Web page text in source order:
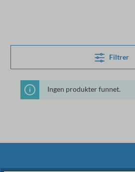
Filtrer
Ingen produkter funnet.